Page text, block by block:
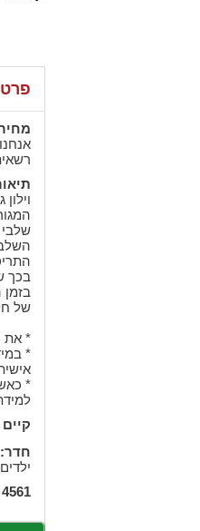
שלבי
בכך
של
* את
*
אישית,
חדר:
4561